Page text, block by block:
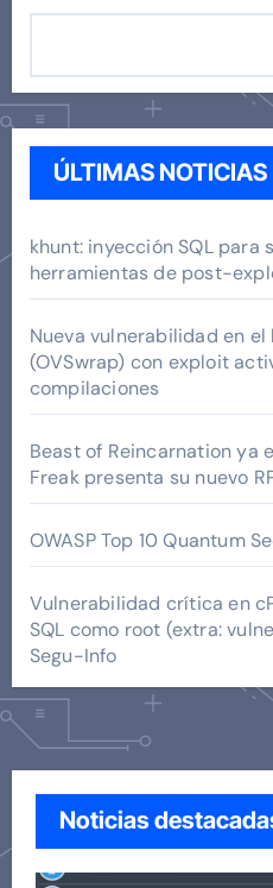
ÚLTIMAS NOTICIAS
khunt: inyección SQL para
herramientas de post-
Nueva vulnerabilidad en el
(OVSwrap) con exploit
compilaciones
Beast of Reincarnation ya
Freak presenta su nuevo
OWASP Top 10 Quantum
Vulnerabilidad crítica en
SQL como root (extra:
Segu-Info
Noticias